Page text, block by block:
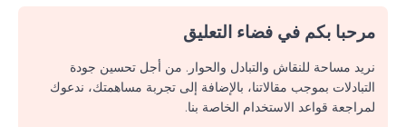
مرحبا بكم في فضاء التعليق
نريد مساحة للنقاش والتبادل والحوار. من أجل تحسين جودة
التبادلات بموجب مقالاتنا، بالإضافة إلى تجربة مساهمتك، ندعوك
لمراجعة قواعد الاستخدام الخاصة بنا.